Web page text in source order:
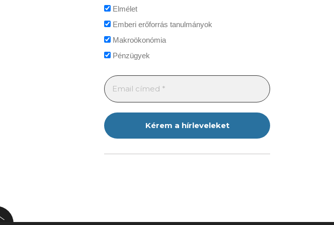
Elmélet
Emberi erőforrás tanulmányok
Makroökonómia
Pénzügyek